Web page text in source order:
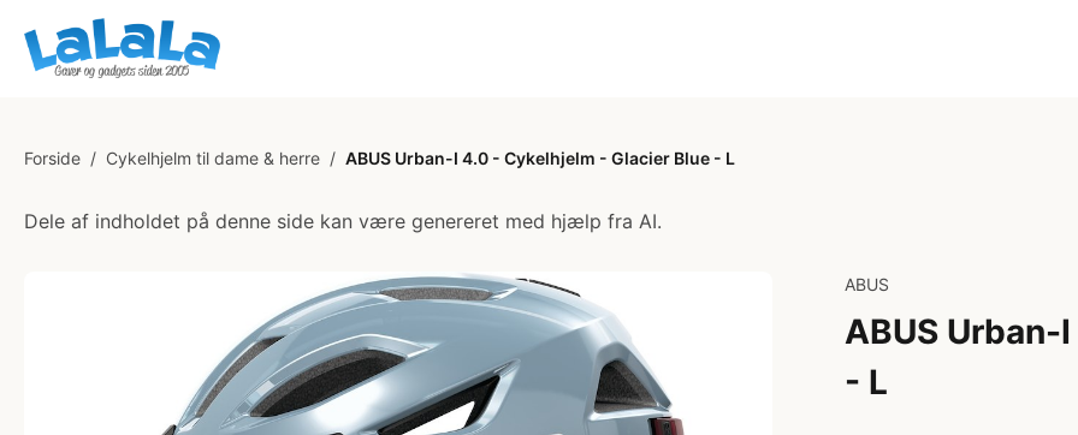
Forside / Cykelhjelm til dame & herre / ABUS Urban-I 4.0 - Cykelhjelm - Glacier Blue - L
Dele af indholdet på denne side kan være genereret med hjælp fra AI.
ABUS
ABUS
- L